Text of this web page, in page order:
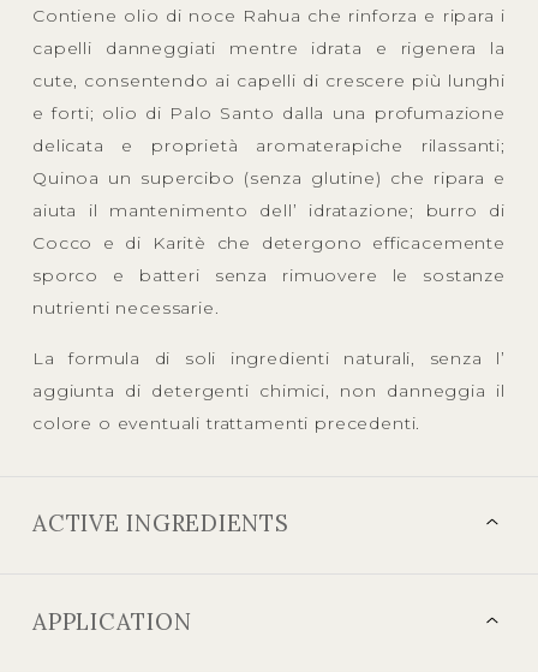
Contiene olio di noce Rahua che rinforza e ripara i
capelli danneggiati mentre idrata e rigenera la
cute, consentendo ai capelli di crescere più lunghi
e forti; olio di Palo Santo dalla una profumazione
delicata e proprietà aromaterapiche rilassanti;
Quinoa un supercibo (senza glutine) che ripara e
aiuta il mantenimento dell’ idratazione; burro di
Cocco e di Karitè che detergono efficacemente
sporco e batteri senza rimuovere le sostanze
nutrienti necessarie.
La formula di soli ingredienti naturali, senza l’
aggiunta di detergenti chimici, non danneggia il
colore o eventuali trattamenti precedenti.
ACTIVE INGREDIENTS
APPLICATION